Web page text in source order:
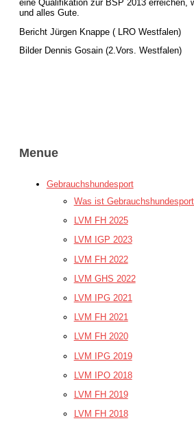
eine Qualifikation zur BSP 2013 erreichen,
und alles Gute.
Bericht Jürgen Knappe ( LRO Westfalen)
Bilder Dennis Gosain (2.Vors. Westfalen)
Menue
Gebrauchshundesport
Was ist
LVM FH 2025
LVM IGP 2023
LVM FH 2022
LVM GHS 2022
LVM IPG 2021
LVM FH 2021
LVM FH 2020
LVM IPG 2019
LVM IPO 2018
LVM FH 2019
LVM FH 2018